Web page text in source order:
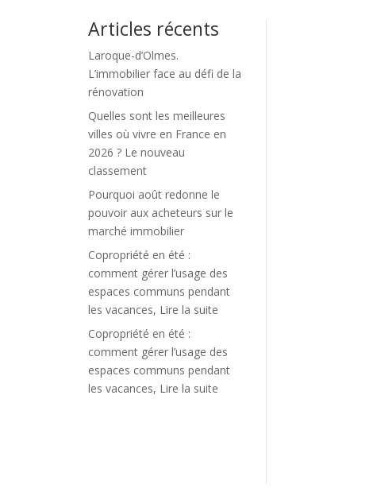
Articles récents
Laroque-d’Olmes.
L’immobilier face au défi de la
rénovation
Quelles sont les meilleures
villes où vivre en France en
2026 ? Le nouveau
classement
Pourquoi août redonne le
pouvoir aux acheteurs sur le
marché immobilier
Copropriété en été :
comment gérer l’usage des
espaces communs pendant
les vacances, Lire la suite
Copropriété en été :
comment gérer l’usage des
espaces communs pendant
les vacances, Lire la suite